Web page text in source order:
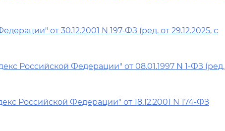
от 30.12.2001 N 197-ФЗ (ред. от 29.12.2025, с
Российской Федерации" от 08.01.1997 N 1-ФЗ (ред.
Российской Федерации" от 18.12.2001 N 174-ФЗ